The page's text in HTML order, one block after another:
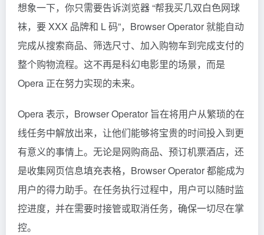
想象一下，你只需要告诉浏览器 “帮我买几双白色网球
袜，要 XXX 品牌和 L 码”，Browser Operator 就能自动
完成从搜索商品、筛选尺寸、加入购物车到完成支付的
整个购物流程。这不再是科幻电影里的场景，而是
Opera 正在努力实现的未来。
Opera 表示，Browser Operator 旨在将用户从繁琐的在
线任务中解放出来，让他们能够将宝贵的时间投入到更
有意义的事情上。无论是网购商品、预订机票酒店，还
是收集网页信息填充表格，Browser Operator 都能成为
用户的得力助手。在任务执行过程中，用户可以随时监
控进度，并在需要时接管或取消任务，确保一切尽在掌
控。